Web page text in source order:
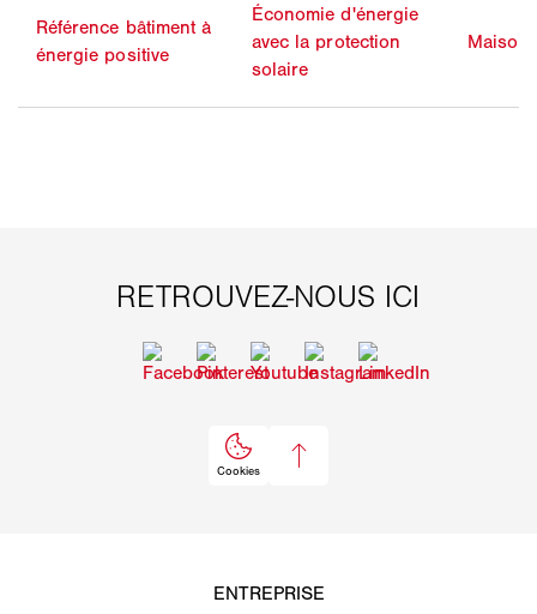
Référence bâtiment à
énergie positive
Économie d'énergie
avec la protection
solaire
Maison